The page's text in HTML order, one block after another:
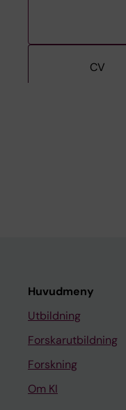
CV
Huvudmeny
Utbildning
Forskarutbildning
Forskning
Om KI